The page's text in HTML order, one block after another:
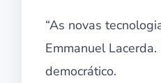
“As novas
Emmanuel
democrático.